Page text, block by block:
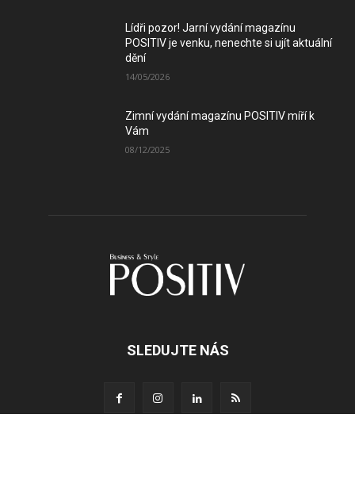
Lídři pozor! Jarní vydání magazínu
POSITIV je venku, nenechte si ujít aktuální
dění
14/05/2026
Zimní vydání magazínu POSITIV míří k
Vám
08/12/2025
SLEDUJTE NÁS